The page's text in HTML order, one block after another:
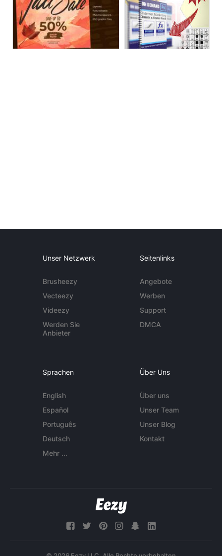
Unser Netzwerk
Brusheezy
Vecteezy
Videezy
Werden Sie
Anbieter
Seitenlinks
Angebote
Werben
Support
DMCA
Sprachen
English
Español
Português
Deutsch
Mehr ...
Über Uns
Über uns
Unser Team
Unser Blog
Kontakt